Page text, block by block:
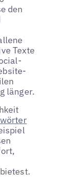
den
Texte
länger.